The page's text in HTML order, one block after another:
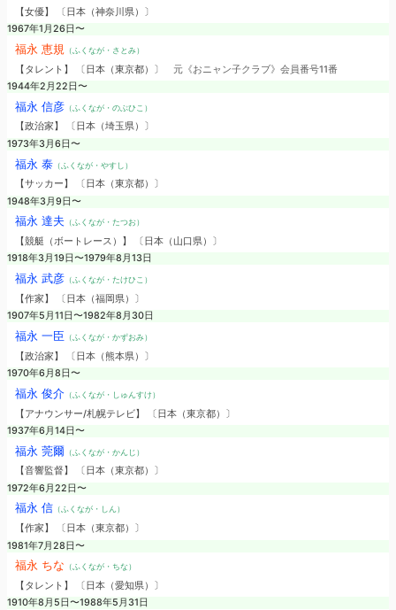
【女優】 〔日本（神奈川県）〕
1967年1月26日〜
福永 恵規 （ふくなが・さとみ）
【タレント】 〔日本（東京都）〕 元《おニャン子クラブ》会員番号11番
1944年2月22日〜
福永 信彦（ふくなが・のぶひこ）
【政治家】 〔日本（埼玉県）〕
1973年3月6日〜
福永 泰（ふくなが・やすし）
【サッカー】 〔日本（東京都）〕
1948年3月9日〜
福永 達夫 （ふくなが・たつお）
【競艇（ボートレース）】 〔日本（山口県）〕
1918年3月19日〜1979年8月13日
福永 武彦（ふくなが・たけひこ）
【作家】 〔日本（福岡県）〕
1907年5月11日〜1982年8月30日
福永 一臣 （ふくなが・かずおみ）
【政治家】 〔日本（熊本県）〕
1970年6月8日〜
福永 俊介（ふくなが・しゅんすけ）
【アナウンサー/札幌テレビ】 〔日本（東京都）〕
1937年6月14日〜
福永 莞爾 （ふくなが・かんじ）
【音響監督】 〔日本（東京都）〕
1972年6月22日〜
福永 信 （ふくなが・しん）
【作家】 〔日本（東京都）〕
1981年7月28日〜
福永 ちな （ふくなが・ちな）
【タレント】 〔日本（愛知県）〕
1910年8月5日〜1988年5月31日